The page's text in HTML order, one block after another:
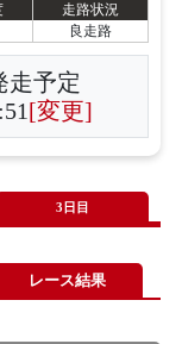
走路状況
良走路
走予定
[変更]
3日目
レース結果